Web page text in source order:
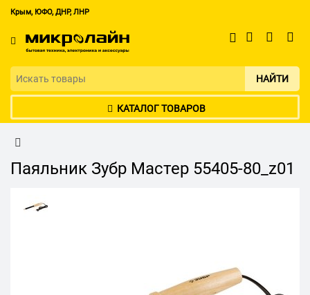
Крым, ЮФО, ДНР, ЛНР
НАЙТИ
КАТАЛОГ ТОВАРОВ
Паяльник Зубр Мастер 55405-80_z01